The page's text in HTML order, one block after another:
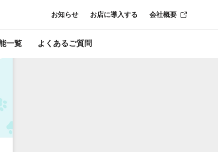
一覧 よくあるご質問
お知らせ お店に導入する 会社概要